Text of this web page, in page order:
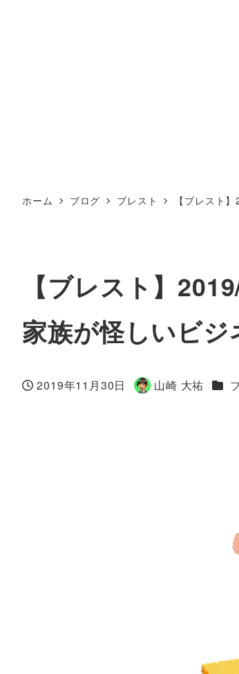
ホーム ブログ ブレスト 【ブレスト
【ブレスト】
家族が怪しいビ
投稿日
2019年11月30日
著
山崎 大祐 カテ